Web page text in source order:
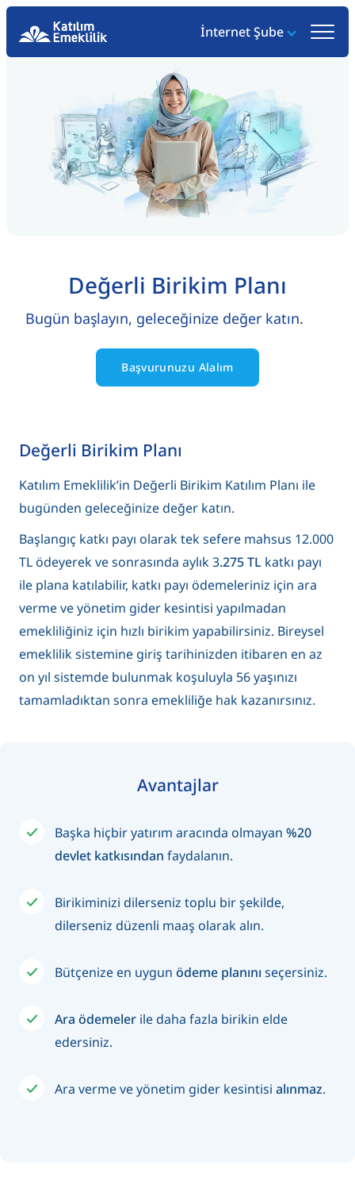
İnternet Şube
Değerli Birikim Planı
Bugün başlayın, geleceğinize değer katın.
Başvurunuzu Alalım
Değerli Birikim Planı
Katılım Emeklilik’in Değerli Birikim Katılım Planı ile
bugünden geleceğinize değer katın.
Başlangıç katkı payı olarak tek sefere mahsus 12.000
TL ödeyerek ve sonrasında aylık 3.275 TL katkı payı
ile plana katılabilir, katkı payı ödemeleriniz için ara
verme ve yönetim gider kesintisi yapılmadan
emekliliğiniz için hızlı birikim yapabilirsiniz. Bireysel
emeklilik sistemine giriş tarihinizden itibaren en az
on yıl sistemde bulunmak koşuluyla 56 yaşınızı
tamamladıktan sonra emekliliğe hak kazanırsınız.
Avantajlar
Başka hiçbir yatırım aracında olmayan %20
devlet katkısından faydalanın.
Birikiminizi dilerseniz toplu bir şekilde,
dilerseniz düzenli maaş olarak alın.
Bütçenize en uygun ödeme planını seçersiniz.
Ara ödemeler ile daha fazla birikin elde
edersiniz.
Ara verme ve yönetim gider kesintisi alınmaz.